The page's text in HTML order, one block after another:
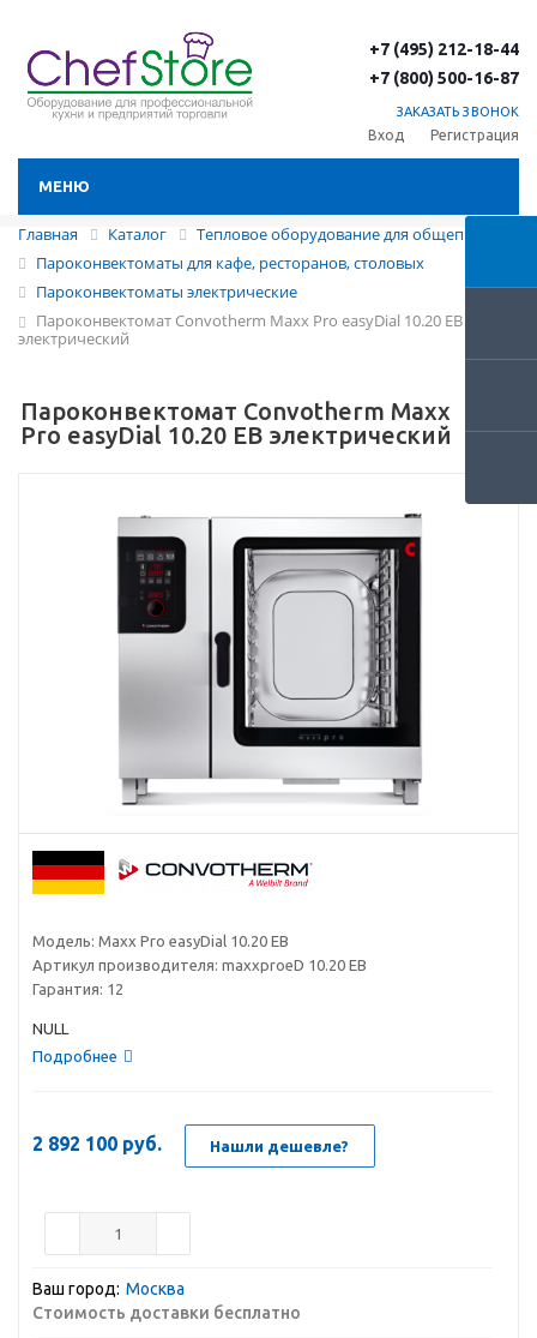
+7 (495) 212-18-44
+7 (800) 500-16-87
ЗАКАЗАТЬ ЗВОНОК
Вход Регистрация
МЕНЮ
Главная Каталог
Тепловое оборудование для общепита
Пароконвектоматы для кафе, ресторанов, столовых
Пароконвектоматы электрические
Пароконвектомат Convotherm Maxx Pro easyDial 10.20 EB
электрический
Пароконвектомат Convotherm Maxx
Pro easyDial 10.20 EB электрический
Модель: Maxx Pro easyDial 10.20 EB
Артикул производителя: maxxproeD 10.20 EB
Гарантия: 12
NULL
Подробнее
2 892 100 руб. Нашли дешевле?
Ваш город: Москва
Стоимость доставки бесплатно